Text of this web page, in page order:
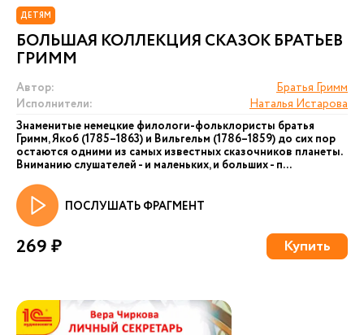
ДЕТЯМ
БОЛЬШАЯ КОЛЛЕКЦИЯ СКАЗОК БРАТЬЕВ
ГРИММ
Автор:
Братья Гримм
Исполнители:
Наталья Истарова
Знаменитые немецкие филологи-фольклористы братья
Гримм, Якоб (1785–1863) и Вильгельм (1786–1859) до сих пор
остаются одними из самых известных сказочников планеты.
Вниманию слушателей - и маленьких, и больших - п...
ПОСЛУШАТЬ ФРАГМЕНТ
269 ₽ Купить